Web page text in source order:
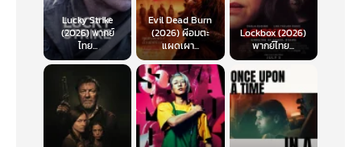
Lucky Strike
(2026) พากย์
ไทย...
Evil Dead Burn
(2026) ผีอมตะ
แผดเผา...
Lockbox (2026)
พากย์ไทย...